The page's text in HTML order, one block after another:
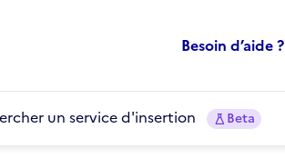
Besoin d’aide ?
un service d'insertion Beta